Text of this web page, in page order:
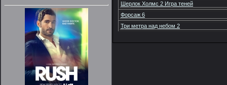
Шерлок Холмс 2 Игра теней
Форсаж 6
Три метра над небом 2